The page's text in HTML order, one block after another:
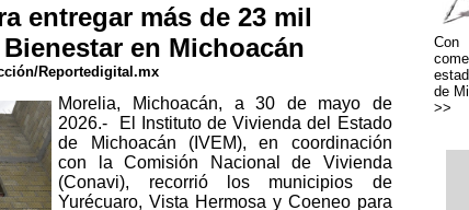
entregar más de 23 mil
en Michoacán
Reportedigital.mx
Morelia, Michoacán, a 30 de mayo de
2026.- El Instituto de Vivienda del Estado
de Michoacán (IVEM), en coordinación
con la Comisión Nacional de Vivienda
(Conavi), recorrió los municipios de
Yurécuaro, Vista Hermosa y Coeneo para
Con
de
>>